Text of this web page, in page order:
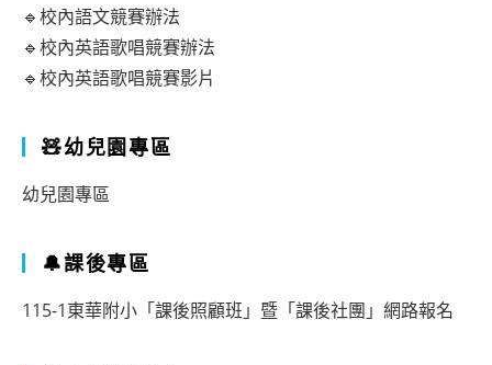
🔹校內語文競賽辦法
🔹校內英語歌唱競賽辦法
🔹校內英語歌唱競賽影片
🧸幼兒園專區
幼兒園專區
🔔課後專區
115-1東華附小「課後照顧班」暨「課後社團」網路報名